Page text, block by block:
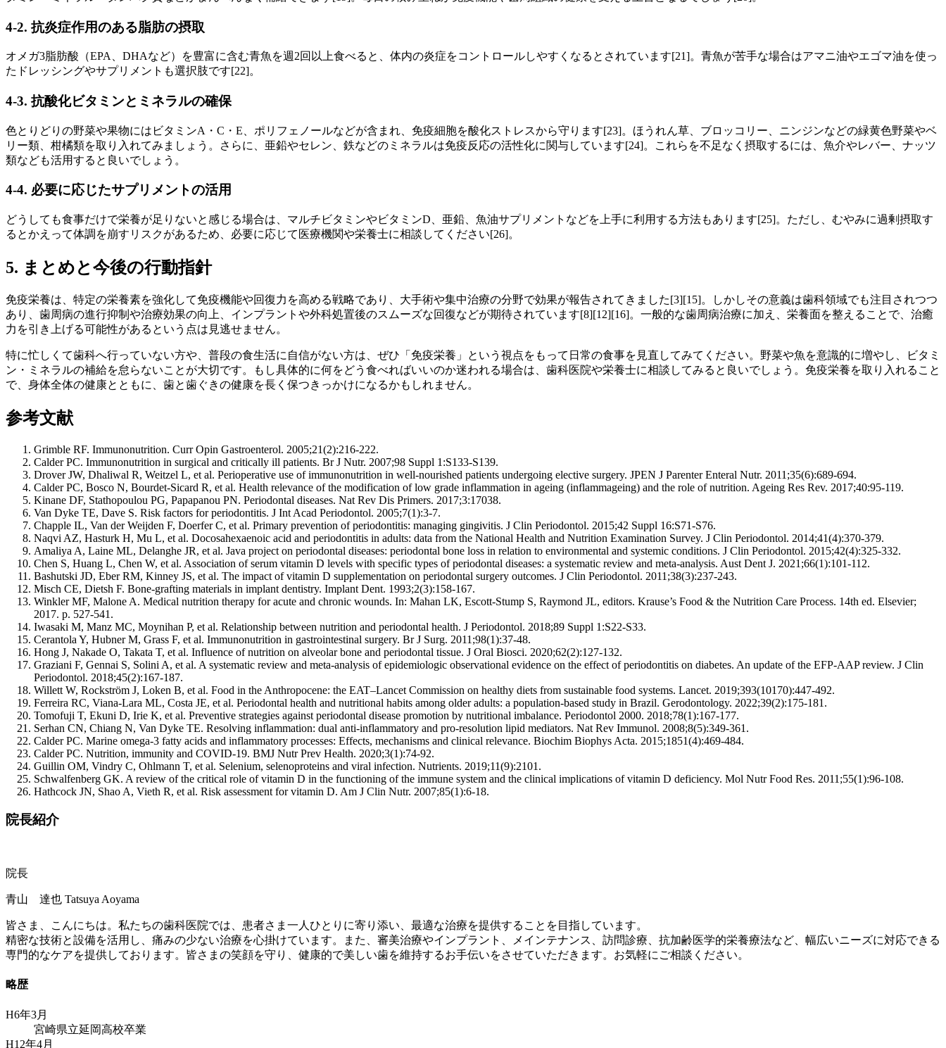
4-2. 抗炎症作用のある脂肪の摂取
オメガ3脂肪酸（EPA、DHAなど）を豊富に含む青魚を週2回以上食べると、体内の炎症をコントロールしやすくなるとされています[21]。青魚が苦手な場合はアマニ油やエゴマ油を使っ
たドレッシングやサプリメントも選択肢です[22]。
4-3. 抗酸化ビタミンとミネラルの確保
色とりどりの野菜や果物にはビタミンA・C・E、ポリフェノールなどが含まれ、免疫細胞を酸化ストレスから守ります[23]。ほうれん草、ブロッコリー、ニンジンなどの緑黄色野菜やベ
リー類、柑橘類を取り入れてみましょう。さらに、亜鉛やセレン、鉄などのミネラルは免疫反応の活性化に関与しています[24]。これらを不足なく摂取するには、魚介やレバー、ナッツ
類なども活用すると良いでしょう。
4-4. 必要に応じたサプリメントの活用
どうしても食事だけで栄養が足りないと感じる場合は、マルチビタミンやビタミンD、亜鉛、魚油サプリメントなどを上手に利用する方法もあります[25]。ただし、むやみに過剰摂取す
るとかえって体調を崩すリスクがあるため、必要に応じて医療機関や栄養士に相談してください[26]。
5. まとめと今後の行動指針
免疫栄養は、特定の栄養素を強化して免疫機能や回復力を高める戦略であり、大手術や集中治療の分野で効果が報告されてきました[3][15]。しかしその意義は歯科領域でも注目されつつ
あり、歯周病の進行抑制や治療効果の向上、インプラントや外科処置後のスムーズな回復などが期待されています[8][12][16]。一般的な歯周病治療に加え、栄養面を整えることで、治癒
力を引き上げる可能性があるという点は見逃せません。
特に忙しくて歯科へ行っていない方や、普段の食生活に自信がない方は、ぜひ「免疫栄養」という視点をもって日常の食事を見直してみてください。野菜や魚を意識的に増やし、ビタミ
ン・ミネラルの補給を怠らないことが大切です。もし具体的に何をどう食べればいいのか迷われる場合は、歯科医院や栄養士に相談してみると良いでしょう。免疫栄養を取り入れること
で、身体全体の健康とともに、歯と歯ぐきの健康を長く保つきっかけになるかもしれません。
参考文献
Grimble RF. Immunonutrition. Curr Opin Gastroenterol. 2005;21(2):216-222.
Calder PC. Immunonutrition in surgical and critically ill patients. Br J Nutr. 2007;98 Suppl 1:S133-S139.
Drover JW, Dhaliwal R, Weitzel L, et al. Perioperative use of immunonutrition in well-nourished patients undergoing elective surgery. JPEN J Parenter Enteral Nutr. 2011;35(6):689-694.
Calder PC, Bosco N, Bourdet-Sicard R, et al. Health relevance of the modification of low grade inflammation in ageing (inflammageing) and the role of nutrition. Ageing Res Rev. 2017;40:95-119.
Kinane DF, Stathopoulou PG, Papapanou PN. Periodontal diseases. Nat Rev Dis Primers. 2017;3:17038.
Van Dyke TE, Dave S. Risk factors for periodontitis. J Int Acad Periodontol. 2005;7(1):3-7.
Chapple IL, Van der Weijden F, Doerfer C, et al. Primary prevention of periodontitis: managing gingivitis. J Clin Periodontol. 2015;42 Suppl 16:S71-S76.
Naqvi AZ, Hasturk H, Mu L, et al. Docosahexaenoic acid and periodontitis in adults: data from the National Health and Nutrition Examination Survey. J Clin Periodontol. 2014;41(4):370-379.
Amaliya A, Laine ML, Delanghe JR, et al. Java project on periodontal diseases: periodontal bone loss in relation to environmental and systemic conditions. J Clin Periodontol. 2015;42(4):325-332.
Chen S, Huang L, Chen W, et al. Association of serum vitamin D levels with specific types of periodontal diseases: a systematic review and meta-analysis. Aust Dent J. 2021;66(1):101-112.
Bashutski JD, Eber RM, Kinney JS, et al. The impact of vitamin D supplementation on periodontal surgery outcomes. J Clin Periodontol. 2011;38(3):237-243.
Misch CE, Dietsh F. Bone-grafting materials in implant dentistry. Implant Dent. 1993;2(3):158-167.
Winkler MF, Malone A. Medical nutrition therapy for acute and chronic wounds. In: Mahan LK, Escott-Stump S, Raymond JL, editors. Krause’s Food & the Nutrition Care Process. 14th ed. Elsevier;
2017. p. 527-541.
Iwasaki M, Manz MC, Moynihan P, et al. Relationship between nutrition and periodontal health. J Periodontol. 2018;89 Suppl 1:S22-S33.
Cerantola Y, Hubner M, Grass F, et al. Immunonutrition in gastrointestinal surgery. Br J Surg. 2011;98(1):37-48.
Hong J, Nakade O, Takata T, et al. Influence of nutrition on alveolar bone and periodontal tissue. J Oral Biosci. 2020;62(2):127-132.
Graziani F, Gennai S, Solini A, et al. A systematic review and meta-analysis of epidemiologic observational evidence on the effect of periodontitis on diabetes. An update of the EFP-AAP review. J Clin
Periodontol. 2018;45(2):167-187.
Willett W, Rockström J, Loken B, et al. Food in the Anthropocene: the EAT–Lancet Commission on healthy diets from sustainable food systems. Lancet. 2019;393(10170):447-492.
Ferreira RC, Viana-Lara ML, Costa JE, et al. Periodontal health and nutritional habits among older adults: a population-based study in Brazil. Gerodontology. 2022;39(2):175-181.
Tomofuji T, Ekuni D, Irie K, et al. Preventive strategies against periodontal disease promotion by nutritional imbalance. Periodontol 2000. 2018;78(1):167-177.
Serhan CN, Chiang N, Van Dyke TE. Resolving inflammation: dual anti-inflammatory and pro-resolution lipid mediators. Nat Rev Immunol. 2008;8(5):349-361.
Calder PC. Marine omega-3 fatty acids and inflammatory processes: Effects, mechanisms and clinical relevance. Biochim Biophys Acta. 2015;1851(4):469-484.
Calder PC. Nutrition, immunity and COVID-19. BMJ Nutr Prev Health. 2020;3(1):74-92.
Guillin OM, Vindry C, Ohlmann T, et al. Selenium, selenoproteins and viral infection. Nutrients. 2019;11(9):2101.
Schwalfenberg GK. A review of the critical role of vitamin D in the functioning of the immune system and the clinical implications of vitamin D deficiency. Mol Nutr Food Res. 2011;55(1):96-108.
Hathcock JN, Shao A, Vieth R, et al. Risk assessment for vitamin D. Am J Clin Nutr. 2007;85(1):6-18.
院長紹介
院長
青山 達也 Tatsuya Aoyama
皆さま、こんにちは。私たちの歯科医院では、患者さま一人ひとりに寄り添い、最適な治療を提供することを目指しています。
精密な技術と設備を活用し、痛みの少ない治療を心掛けています。また、審美治療やインプラント、メインテナンス、訪問診療、抗加齢医学的栄養療法など、幅広いニーズに対応できる
専門的なケアを提供しております。皆さまの笑顔を守り、健康的で美しい歯を維持するお手伝いをさせていただきます。お気軽にご相談ください。
略歴
H6年3月
宮崎県立延岡高校卒業
H12年4月